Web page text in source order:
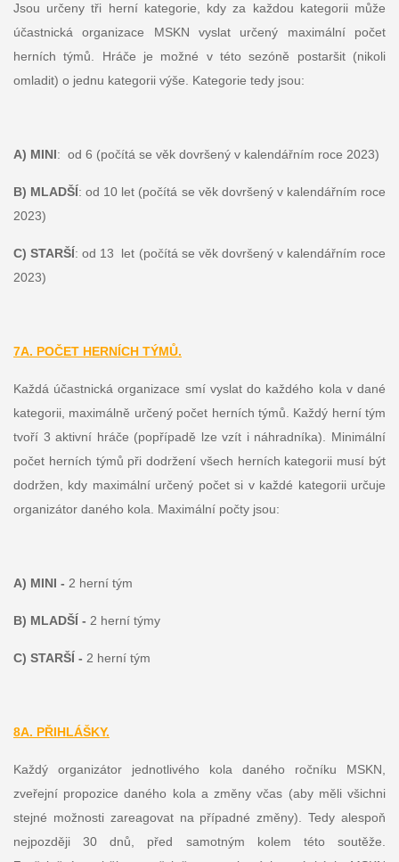
Jsou určeny tři herní kategorie, kdy za každou kategorii může
účastnická organizace MSKN vyslat určený maximální počet
herních týmů. Hráče je možné v této sezóně postaršit (nikoli
omladit) o jednu kategorii výše. Kategorie tedy jsou:
A) MINI: od 6 (počítá se věk dovršený v kalendářním roce 2023)
B) MLADŠÍ: od 10 let (počítá se věk dovršený v kalendářním roce
2023)
C) STARŠÍ: od 13 let (počítá se věk dovršený v kalendářním roce
2023)
7A. POČET HERNÍCH TÝMŮ.
Každá účastnická organizace smí vyslat do každého kola v dané
kategorii, maximálně určený počet herních týmů. Každý herní tým
tvoří 3 aktivní hráče (popřípadě lze vzít i náhradníka). Minimální
počet herních týmů při dodržení všech herních kategorii musí být
dodržen, kdy maximální určený počet si v každé kategorii určuje
organizátor daného kola. Maximální počty jsou:
A) MINI - 2 herní tým
B) MLADŠÍ - 2 herní týmy
C) STARŠÍ - 2 herní tým
8A. PŘIHLÁŠKY.
Každý organizátor jednotlivého kola daného ročníku MSKN,
zveřejní propozice daného kola a změny včas (aby měli všichni
stejné možnosti zareagovat na případné změny). Tedy alespoň
nejpozději 30 dnů, před samotným kolem této soutěže.